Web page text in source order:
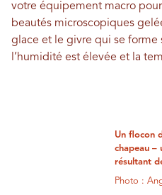
votre équipement macro
beautés microscopiques
glace et le givre qui se forme
l’humidité est élevée et la
Un flocon
chapeau –
résultant
Photo :